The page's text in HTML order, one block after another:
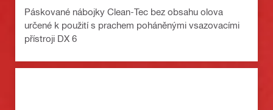
Páskované nábojky Clean-Tec bez obsahu olova
určené k použití s prachem poháněnými vsazovacími
přístroji DX 6